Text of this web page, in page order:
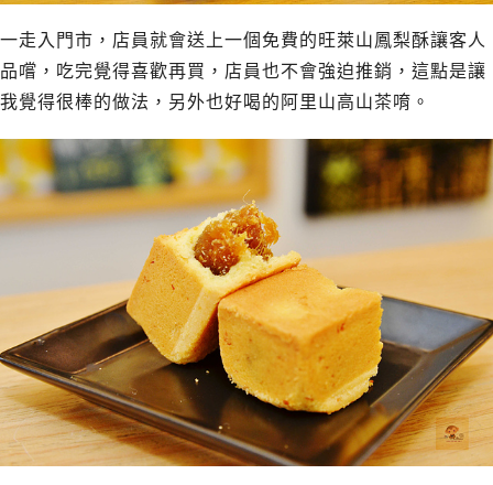
一走入門市，店員就會送上一個免費的旺萊山鳳梨酥讓客人
品嚐，吃完覺得喜歡再買，店員也不會強迫推銷，這點是讓
我覺得很棒的做法，另外也好喝的阿里山高山茶唷。